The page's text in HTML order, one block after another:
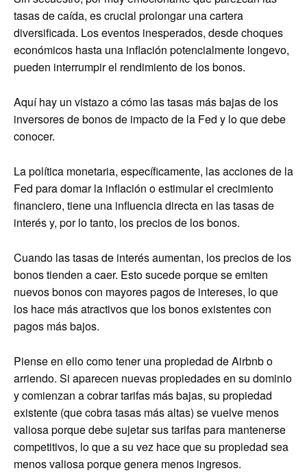
tasas de caída, es crucial prolongar una cartera
diversificada. Los eventos inesperados, desde choques
económicos hasta una inflación potencialmente longevo,
pueden interrumpir el rendimiento de los bonos.
Aquí hay un vistazo a cómo las tasas más bajas de los
inversores de bonos de impacto de la Fed y lo que debe
conocer.
La política monetaria, específicamente, las acciones de la
Fed para domar la inflación o estimular el crecimiento
financiero, tiene una influencia directa en las tasas de
interés y, por lo tanto, los precios de los bonos.
Cuando las tasas de interés aumentan, los precios de los
bonos tienden a caer. Esto sucede porque se emiten
nuevos bonos con mayores pagos de intereses, lo que
los hace más atractivos que los bonos existentes con
pagos más bajos.
Piense en ello como tener una propiedad de Airbnb o
arriendo. Si aparecen nuevas propiedades en su dominio
y comienzan a cobrar tarifas más bajas, su propiedad
existente (que cobra tasas más altas) se vuelve menos
valiosa porque debe sujetar sus tarifas para mantenerse
competitivos, lo que a su vez hace que su propiedad sea
menos valiosa porque genera menos ingresos.